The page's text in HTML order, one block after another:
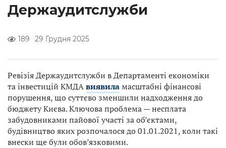
Держаудитслужби
189 29 Грудня 2025
Ревізія Держаудитслужби в Департаменті економіки
та інвестицій КМДАвиявиламасштабні фінансові
порушення, що суттєво зменшили надходження до
бюджету Києва. Ключова проблема — несплата
забудовниками пайової участі за об’єктами,
будівництво яких розпочалося до 01.01.2021, коли такі
внески ще були обов’язковими.